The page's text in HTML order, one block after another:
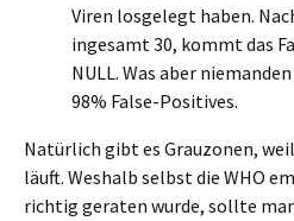
Viren losgelegt haben.
ingesamt 30, kommt das
NULL. Was aber
98% False-Positives.
Natürlich gibt es Grauzonen,
läuft. Weshalb selbst die WHO
richtig geraten wurde, sollte